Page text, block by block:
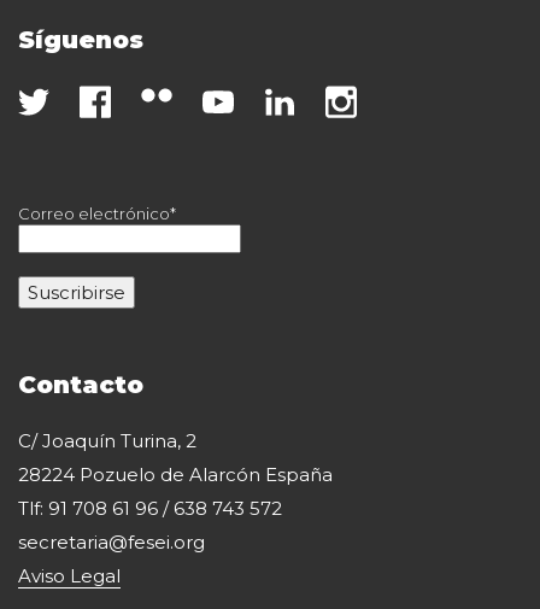
Síguenos
Correo electrónico*
Contacto
C/ Joaquín Turina, 2
28224 Pozuelo de Alarcón España
Tlf: 91 708 61 96 / 638 743 572
secretaria@fesei.org
Aviso Legal